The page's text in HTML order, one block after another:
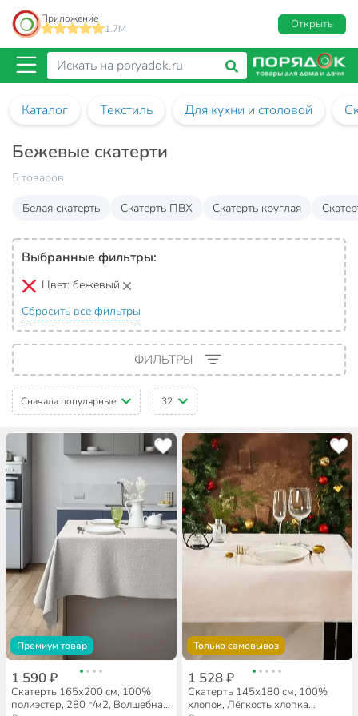
Приложение
1.7M
Открыть
Каталог Текстиль Для кухни и столовой
Бежевые скатерти
5 товаров
Белая скатерть
Скатерть ПВХ Скатерть круглая
Выбранные фильтры:
Цвет: бежевый
Сбросить все фильтры
ФИЛЬТРЫ
Сначала популярные 32
Премиум товар
1 590 ₽
Скатерть 165х200 см, 100%
полиэстер, 280 г/м2, Волшебная
Только самовывоз
1 528 ₽
Скатерть 145х180 см, 100%
хлопок, Лёгкость хлопка